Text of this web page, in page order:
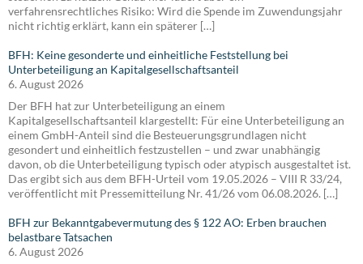
verfahrensrechtliches Risiko: Wird die Spende im Zuwendungsjahr
nicht richtig erklärt, kann ein späterer […]
BFH: Keine gesonderte und einheitliche Feststellung bei
Unterbeteiligung an Kapitalgesellschaftsanteil
6. August 2026
Der BFH hat zur Unterbeteiligung an einem
Kapitalgesellschaftsanteil klargestellt: Für eine Unterbeteiligung an
einem GmbH-Anteil sind die Besteuerungsgrundlagen nicht
gesondert und einheitlich festzustellen – und zwar unabhängig
davon, ob die Unterbeteiligung typisch oder atypisch ausgestaltet ist.
Das ergibt sich aus dem BFH-Urteil vom 19.05.2026 – VIII R 33/24,
veröffentlicht mit Pressemitteilung Nr. 41/26 vom 06.08.2026. […]
BFH zur Bekanntgabevermutung des § 122 AO: Erben brauchen
belastbare Tatsachen
6. August 2026